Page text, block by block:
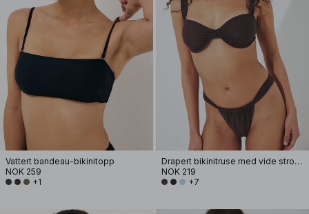
Vattert bandeau-bikinitopp
NOK 259
+1
Drapert bikinitruse med vide stropper
NOK 219
+7